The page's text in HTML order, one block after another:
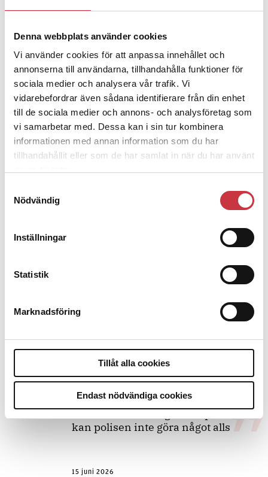
Denna webbplats använder cookies
Vi använder cookies för att anpassa innehållet och
annonserna till användarna, tillhandahålla funktioner för
sociala medier och analysera vår trafik. Vi
vidarebefordrar även sådana identifierare från din enhet
till de sociala medier och annons- och analysföretag som
vi samarbetar med. Dessa kan i sin tur kombinera
informationen med annan information som du har
tillhandahållit eller som de har samlat in när du har använt
Nödvändig
Inställningar
Statistik
Marknadsföring
Tillåt alla cookies
Endast nödvändiga cookies
1 juni 2026
Jens Mårtensson: Snart 20 år i tjänst
– nu ska han lära sig grunderna
4 juni 2026
Polisregionen erkänner fel: ”Kommer
att rättas till”
Replik:Det är inte evidenskrav som
bakbinder polisen
7 juli 2026
Debatt:Med för höga krav på evidens
kan polisen inte göra något alls
15 juni 2026